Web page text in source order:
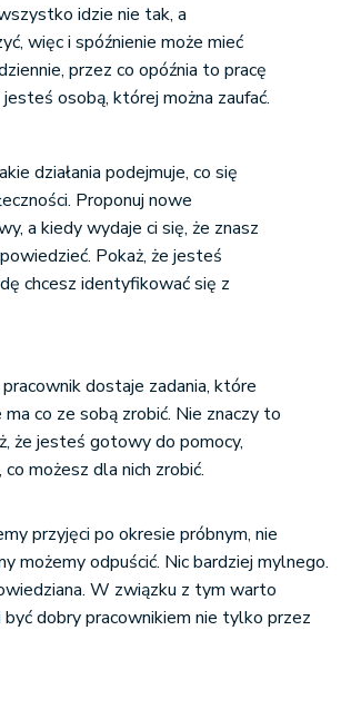
idzie nie tak, a
więc i spóźnienie może mieć
przez co opóźnia to pracę
osobą, której można zaufać.
działania podejmuje, co się
Proponuj nowe
a kiedy wydaje ci się, że znasz
Pokaż, że jesteś
chcesz identyfikować się z
dostaje zadania, które
co ze sobą zrobić. Nie znaczy to
że jesteś gotowy do pomocy,
możesz dla nich zrobić.
przyjęci po okresie próbnym, nie
możemy odpuścić. Nic bardziej mylnego.
W związku z tym warto
dobry pracownikiem nie tylko przez